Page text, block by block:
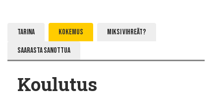
TARINA Kokemus
MIKSI VIHREÄT?
SAARASTA SANOTTUA
Koulutus